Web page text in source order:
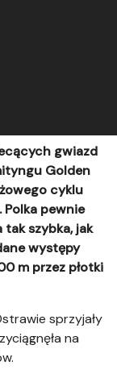
gwiazd
Golden
cyklu
pewnie
tak szybka, jak
występy
m przez płotki
sprzyjały
na